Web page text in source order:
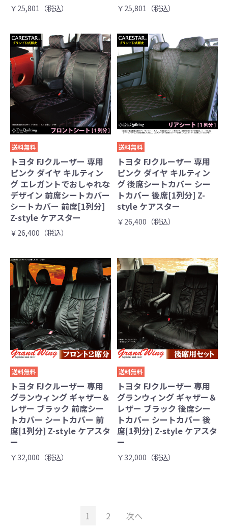
￥25,801（税込） ￥25,801（税込）
送料無料
トヨタ FJクルーザー 専用
ピンク ダイヤ キルティン
グ エレガントでおしゃれな
デザイン 前席シートカバー
シートカバー 前席[1列分]
Z-style ケアスター
￥26,400（税込）
送料無料
トヨタ FJクルーザー 専用
ピンク ダイヤ キルティン
グ 後席シートカバー シー
トカバー 後席[1列分] Z-
style ケアスター
￥26,400（税込）
送料無料
トヨタ FJクルーザー 専用
グランウィング ギャザー＆
レザー ブラック 前席シー
トカバー シートカバー 前
席[1列分] Z-style ケアスタ
ー
￥32,000（税込）
送料無料
トヨタ FJクルーザー 専用
グランウィング ギャザー＆
レザー ブラック 後席シー
トカバー シートカバー 後
席[1列分] Z-style ケアスタ
ー
￥32,000（税込）
1 2 次へ